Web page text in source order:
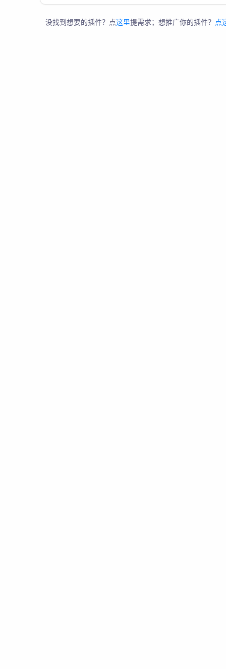
没找到想要的插件？点这里提需求；想推广你的插件？ 点